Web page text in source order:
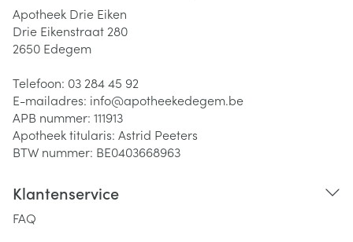
Apotheek Drie Eiken
Drie Eikenstraat 280
2650 Edegem
Telefoon: 03 284 45 92
E-mailadres: info@apotheekedegem.be
APB nummer: 111913
Apotheek titularis: Astrid Peeters
BTW nummer: BE0403668963
Klantenservice
FAQ